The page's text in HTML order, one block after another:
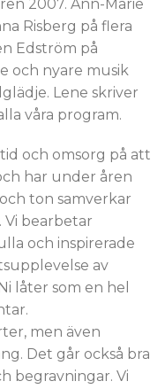
2007. Ann-Marie
Risberg på flera
Edström på
och nyare musik
Lene skriver
våra program.
och omsorg på att
har under åren
ton samverkar
Vi bearbetar
och inspirerade
av
låter som en hel
men även
Det går också bra
begravningar. Vi